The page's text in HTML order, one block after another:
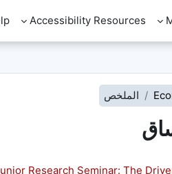
Accessibility Resources
الملخص
Research Seminar: The